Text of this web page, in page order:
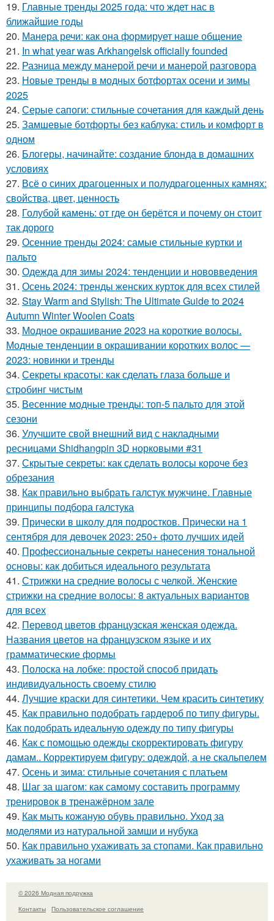
19. Главные тренды 2025 года: что ждет нас в
ближайшие годы
20. Манера речи: как она формирует наше общение
21. In what year was Arkhangelsk officially founded
22. Разница между манерой речи и манерой разговора
23. Новые тренды в модных ботфортах осени и зимы
2025
24. Серые сапоги: стильные сочетания для каждый день
25. Замшевые ботфорты без каблука: стиль и комфорт в
одном
26. Блогеры, начинайте: создание блонда в домашних
условиях
27. Всё о синих драгоценных и полудрагоценных камнях:
свойства, цвет, ценность
28. Голубой камень: от где он берётся и почему он стоит
так дорого
29. Осенние тренды 2024: самые стильные куртки и
пальто
30. Одежда для зимы 2024: тенденции и нововведения
31. Осень 2024: тренды женских курток для всех стилей
32. Stay Warm and Stylish: The Ultimate Guide to 2024
Autumn Winter Woolen Coats
33. Модное окрашивание 2023 на короткие волосы.
Модные тенденции в окрашивании коротких волос —
2023: новинки и тренды
34. Секреты красоты: как сделать глаза больше и
стробинг чистым
35. Весенние модные тренды: топ-5 пальто для этой
сезони
36. Улучшите свой внешний вид с накладными
ресницами Shidhangpin 3D норковыми #31
37. Скрытые секреты: как сделать волосы короче без
обрезания
38. Как правильно выбрать галстук мужчине. Главные
принципы подбора галстука
39. Прически в школу для подростков. Прически на 1
сентября для девочек 2023: 250+ фото лучших идей
40. Профессиональные секреты нанесения тональной
основы: как добиться идеального результата
41. Стрижки на средние волосы с челкой. Женские
стрижки на средние волосы: 8 актуальных вариантов
для всех
42. Перевод цветов французская женская одежда.
Названия цветов на французском языке и их
грамматические формы
43. Полоска на лобке: простой способ придать
индивидуальность своему стилю
44. Лучшие краски для синтетики. Чем красить синтетику
45. Как правильно подобрать гардероб по типу фигуры.
Как подобрать идеальную одежду по типу фигуры
46. Как с помощью одежды скорректировать фигуру
дамам.. Корректируем фигуру: одеждой, а не скальпелем
47. Осень и зима: стильные сочетания с платьем
48. Шаг за шагом: как самому составить программу
тренировок в тренажёрном зале
49. Как мыть кожаную обувь правильно. Уход за
моделями из натуральной замши и нубука
50. Как правильно ухаживать за стопами. Как правильно
ухаживать за ногами
© 2026 Модная подружка
Контакты
Пользовательское соглашение